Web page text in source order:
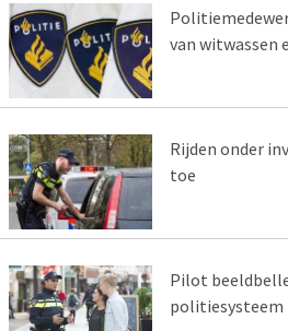
van witwassen
Rijden onder
toe
Pilot
politiesysteem